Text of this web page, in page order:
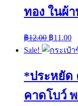
ทอง ในผ้
฿12.00 ฿11.00
Sale!
*ประหยัด
คาดโบว์